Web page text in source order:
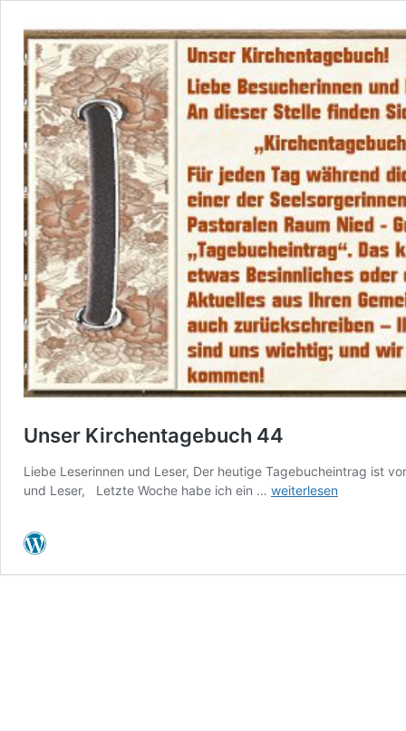
Unser Kirchentagebuch 44
Liebe Leserinnen und Leser, Der heutige Tagebucheintrag ist
und Leser, Letzte Woche habe ich ein … Unser
weiterlesen